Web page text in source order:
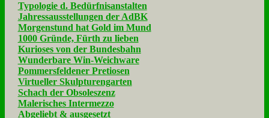
Typologie d. Bedürfnisanstalten
Jahressausstellungen der AdBK
Morgenstund hat Gold im Mund
1000 Gründe, Fürth zu lieben
Kurioses von der Bundesbahn
Wunderbare Win-Weichware
Pommersfeldener Pretiosen
Virtueller Skulpturengarten
Schach der Obsoleszenz
Malerisches Intermezzo
Abgeliebt & ausgesetzt